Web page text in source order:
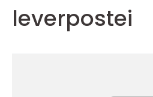
leverpostei